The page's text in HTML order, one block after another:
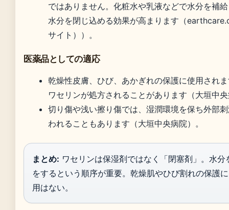
ではありません。化粧水や乳液などで水分を補
水分を閉じ込める効果が高まります（
サイト））。
医薬品としての適応
乾燥性皮膚、ひび、あかぎれの保護に使用され
ワセリンが処方されることがあります（大垣中
切り傷や浅い擦り傷では、湿潤環境を保ち外部
われることもあります（大垣中央病院）。
まとめ: ワセリンは保湿剤ではなく「閉塞剤」。水
をするという順序が重要。乾燥肌やひび割れの保護
用はない。